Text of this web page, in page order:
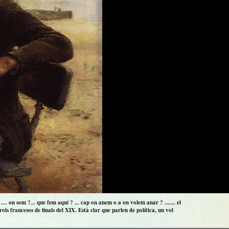
on som ?... que fem aquí ? ... cap on anem o a on volem anar ? ....... el
francesos de finals del XIX. Està clar que parlen de política, un vol